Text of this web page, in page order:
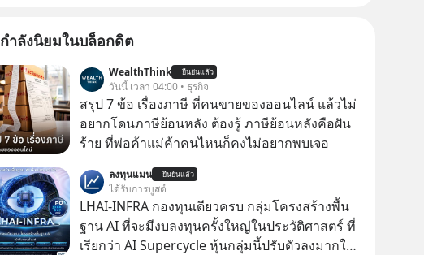
กำลังนิยมในบล็อกดิต
WealthThink ยืนยันแล้ว
วันนี้ เวลา 04:00 • ธุรกิจ
สรุป 7 ข้อ เรื่องภาษี ที่คนขายของออนไลน์ แล้วไม่
อยากโดนภาษีย้อนหลัง ต้องรู้ ภาษีย้อนหลังคือฝัน
ร้าย ที่พ่อค้าแม่ค้าคนไหนก็คงไม่อยากพบเจอ
ลงทุนแมน ยืนยันแล้ว
ได้รับการบูสต์
LHAI-INFRA กองทุนเดียวครบ กลุ่มโครงสร้างพื้น
ฐาน AI ที่จะมีงบลงทุนครั้งใหญ่ในประวัติศาสตร์ ที่
เรียกว่า AI Supercycle หุ้นกลุ่มนี้ปรับตัวลงมากใน